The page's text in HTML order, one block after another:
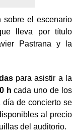
el escenario
lleva por título
Pastrana y la
para asistir a la
h cada uno de los
día de concierto se
al precio
del auditorio.